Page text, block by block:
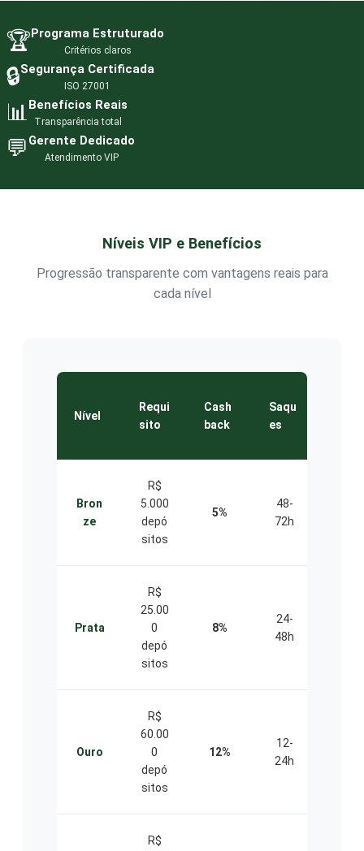
🏆Programa Estruturado
Critérios claros
🔒Segurança Certificada
ISO 27001
📊Benefícios Reais
Transparência total
💬 Gerente Dedicado
Atendimento VIP
Níveis VIP e Benefícios
Progressão transparente com vantagens reais para
cada nível
Nível
Requi
sito
Cash
back
Saqu
es
Bron
ze
R$
5.000
depó
sitos
5%
48-
72h
Prata
R$
25.00
0
depó
sitos
8%
24-
48h
Ouro
R$
60.00
0
depó
sitos
12%
12-
24h
R$